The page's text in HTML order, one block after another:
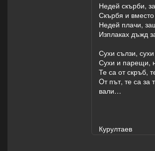
Недей скърби,
Скърбя и вместо
Недей плачи,
Изплаках дъжд
Сухи сълзи,
Сухи и парещи,
Те са от скръб,
Oт път, те са
вали…
Курултаев